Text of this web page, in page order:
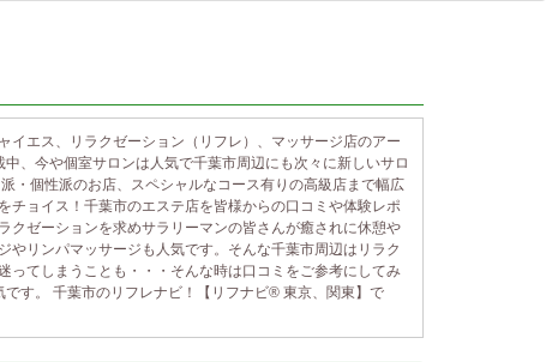
エス、リラクゼーション（リフレ）、マッサージ店のアー
、今や個室サロンは人気で千葉市周辺にも次々に新しいサロ
・個性派のお店、スペシャルなコース有りの高級店まで幅広
チョイス！千葉市のエステ店を皆様からの口コミや体験レポ
クゼーションを求めサラリーマンの皆さんが癒されに休憩や
リンパマッサージも人気です。そんな千葉市周辺はリラク
ってしまうことも・・・そんな時は口コミをご参考にしてみ
す。 千葉市のリフレナビ！【リフナビ® 東京、関東】で